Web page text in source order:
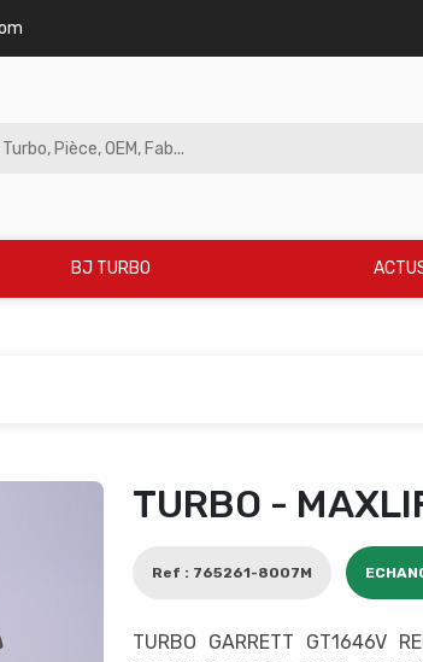
BJ TURBO
TURBO -
Ref : 765261-8007M
TURBO GARRETT GT1646V